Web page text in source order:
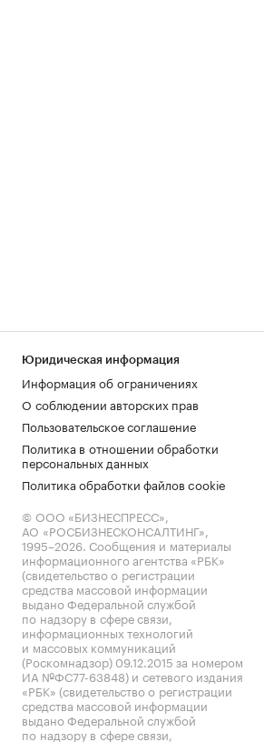
Юридическая информация
Информация об ограничениях
О соблюдении авторских прав
Пользовательское соглашение
Политика в отношении обработки
персональных данных
Политика обработки файлов cookie
© ООО «БИЗНЕСПРЕСС»,
АО «РОСБИЗНЕСКОНСАЛТИНГ»,
1995–2026. Сообщения и материалы
информационного агентства «РБК»
(свидетельство о регистрации
средства массовой информации
выдано Федеральной службой
по надзору в сфере связи,
информационных технологий
и массовых коммуникаций
(Роскомнадзор) 09.12.2015 за номером
ИА №ФС77-63848) и сетевого издания
«РБК» (свидетельство о регистрации
средства массовой информации
выдано Федеральной службой
по надзору в сфере связи,